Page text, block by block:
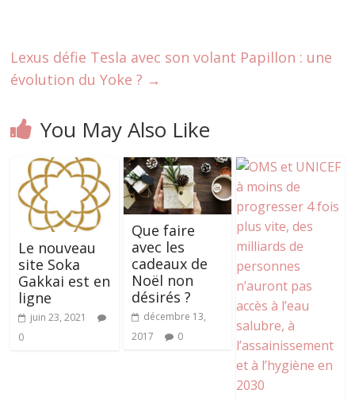
Lexus défie Tesla avec son volant Papillon : une
évolution du Yoke ? →
You May Also Like
Le nouveau
site Soka
Gakkai est en
ligne
juin 23, 2021
0
Que faire
avec les
cadeaux de
Noël non
désirés ?
décembre 13,
2017
0